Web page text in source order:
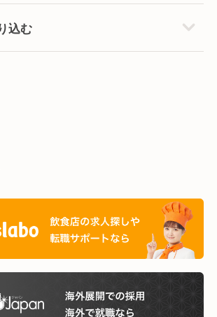
込む